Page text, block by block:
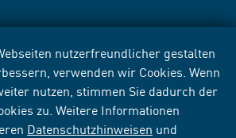
nutzerfreundlicher gestalten
verwenden wir Cookies. Wenn
nutzen, stimmen Sie dadurch der
zu. Weitere Informationen
Datenschutzhinweisen und